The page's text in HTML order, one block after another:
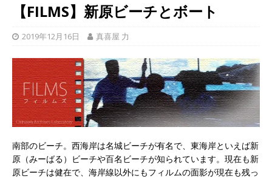
【FILMS】新原ビーチとボート
2019年12月16日 真喜屋 力
南部のビーチ。西海岸は名城ビーチが有名で、東海岸といえば新
原（みーばる）ビーチや百名ビーチが知られています。現在も新
原ビーチは健在で、海岸線以外にもフィルムの面影が現在も残っ